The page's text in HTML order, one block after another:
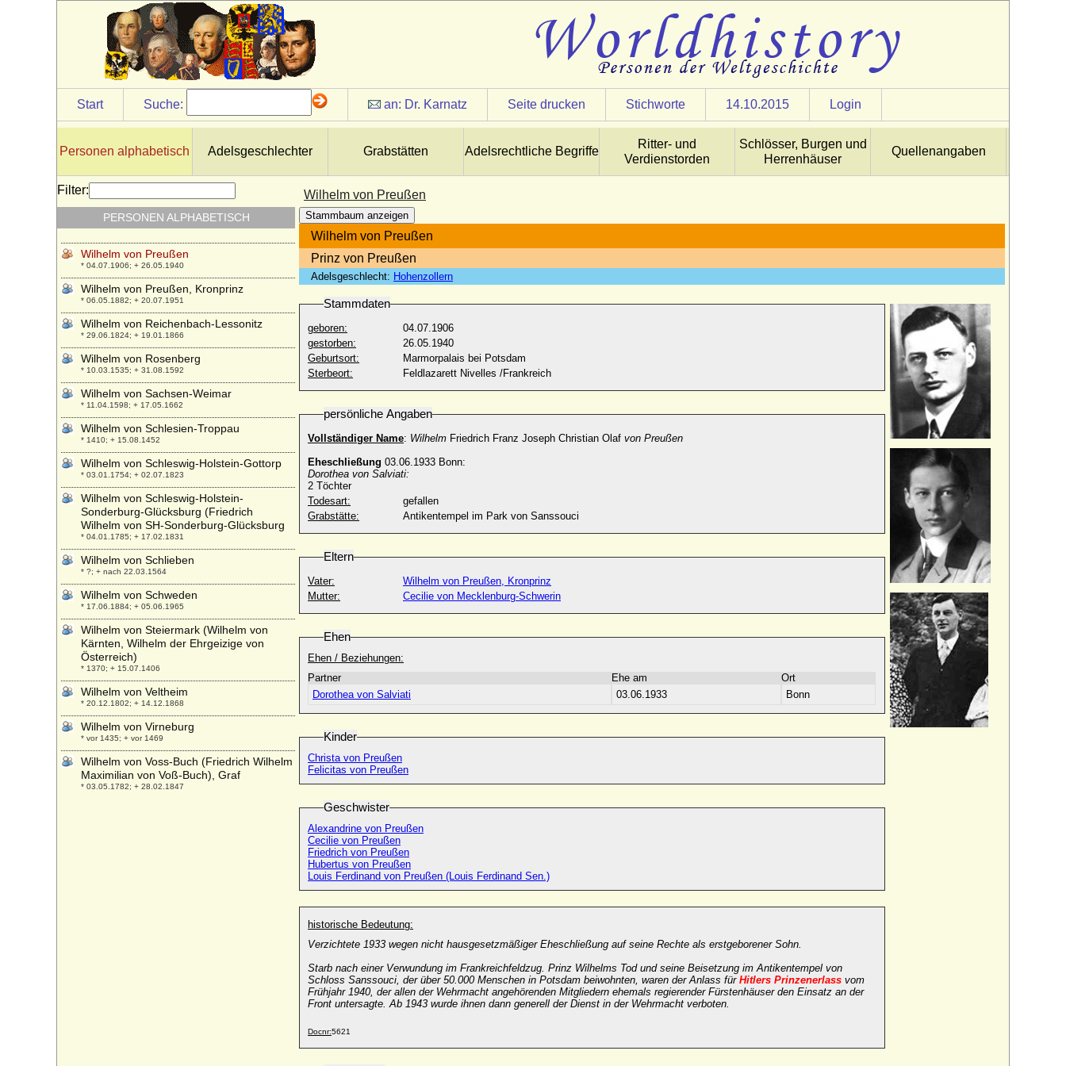
Start Suche: an: Dr. Karnatz Seite drucken Stichworte 14.10.2015 Login
Personen alphabetisch Adelsgeschlechter Grabstätten Adelsrechtliche Begriffe
Ritter- und
Verdienstorden
Schlösser, Burgen und
Herrenhäuser
Quellenangaben
Wilhelm von Preußen
Stammbaum anzeigen
Wilhelm von Preußen
Prinz von Preußen
Adelsgeschlecht: Hohenzollern
Stammdaten
geboren:
04.07.1906
gestorben:
26.05.1940
Geburtsort:
Marmorpalais bei Potsdam
Sterbeort:
Feldlazarett Nivelles /Frankreich
persönliche Angaben
Vollständiger Name: Wilhelm Friedrich Franz Joseph Christian Olaf von Preußen
Eheschließung 03.06.1933 Bonn:
Dorothea von Salviati:
2 Töchter
Todesart:
gefallen
Grabstätte:
Antikentempel im Park von Sanssouci
Eltern
Vater:
Wilhelm von Preußen, Kronprinz
Mutter:
Cecilie von Mecklenburg-Schwerin
Ehen
Ehen / Beziehungen:
Partner
Ehe am
Ort
Dorothea von Salviati
03.06.1933 Bonn
Kinder
Christa von Preußen
Felicitas von Preußen
Geschwister
Alexandrine von Preußen
Cecilie von Preußen
Friedrich von Preußen
Hubertus von Preußen
Louis Ferdinand von Preußen (Louis Ferdinand Sen.)
historische Bedeutung:
Verzichtete 1933 wegen nicht hausgesetzmäßiger Eheschließung auf seine Rechte als erstgeborener Sohn.
Starb nach einer Verwundung im Frankreichfeldzug. Prinz Wilhelms Tod und seine Beisetzung im Antikentempel von
Schloss Sanssouci, der über 50.000 Menschen in Potsdam beiwohnten, waren der Anlass für Hitlers Prinzenerlass vom
Frühjahr 1940, der allen der Wehrmacht angehörenden Mitgliedern ehemals regierender Fürstenhäuser den Einsatz an der
Front untersagte. Ab 1943 wurde ihnen dann generell der Dienst in der Wehrmacht verboten.
Docnr:5621
Filter:
PERSONEN ALPHABETISCH
Wilhelm von Österreich
* 21.04.1827; + 29.07.1894
Wilhelm von Österreich (Wilhelm Franz
von Habsburg-Lothringen)
* 10.02.1895; + 18.08.1948
Wilhelm von Perponcher-Sedlnitzky, Graf
de Pourtalès), Graf
* 07.06.1815; + 01.09.1889
Wilhelm von Preußen
* 23.06.1585; + 18.01.1586
Wilhelm von Preußen
* 03.07.1783; + 28.09.1851
Wilhelm von Preußen
* 04.07.1906; + 26.05.1940
Wilhelm von Preußen, Kronprinz
* 06.05.1882; + 20.07.1951
Wilhelm von Reichenbach-Lessonitz
* 29.06.1824; + 19.01.1866
Wilhelm von Rosenberg
* 10.03.1535; + 31.08.1592
Wilhelm von Sachsen-Weimar
* 11.04.1598; + 17.05.1662
Wilhelm von Schlesien-Troppau
* 1410; + 15.08.1452
Wilhelm von Schleswig-Holstein-Gottorp
* 03.01.1754; + 02.07.1823
Wilhelm von Schleswig-Holstein-
Sonderburg-Glücksburg (Friedrich
Wilhelm von SH-Sonderburg-Glücksburg
* 04.01.1785; + 17.02.1831
Wilhelm von Schlieben
* ?; + nach 22.03.1564
Wilhelm von Schweden
* 17.06.1884; + 05.06.1965
Wilhelm von Steiermark (Wilhelm von
Kärnten, Wilhelm der Ehrgeizige von
Österreich)
* 1370; + 15.07.1406
Wilhelm von Veltheim
* 20.12.1802; + 14.12.1868
Wilhelm von Virneburg
* vor 1435; + vor 1469
Wilhelm von Voss-Buch (Friedrich Wilhelm
Maximilian von Voß-Buch), Graf
* 03.05.1782; + 28.02.1847